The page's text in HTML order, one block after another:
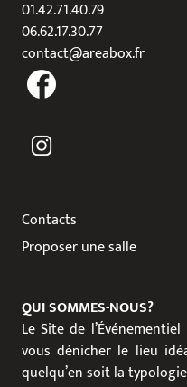
01.42.71.40.79
06.62.17.30.77
contact@areabox.fr
Contacts
Proposer une salle
QUI SOMMES-NOUS?
Le Site de
vous dénicher le lieu
quelqu’en soit la